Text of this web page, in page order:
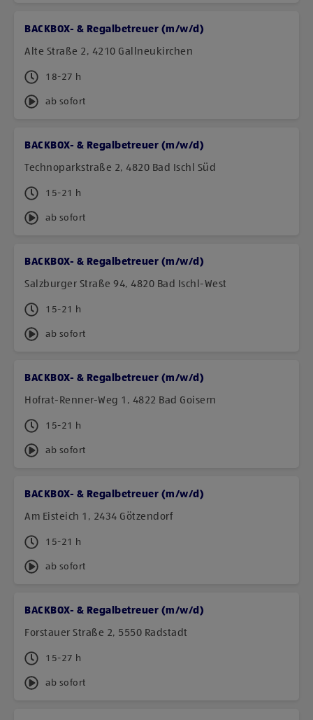
BACKBOX- & Regalbetreuer (m/w/d)
Alte Straße 2, 4210 Gallneukirchen
18-27 h
ab sofort
BACKBOX- & Regalbetreuer (m/w/d)
Technoparkstraße 2, 4820 Bad Ischl Süd
15-21 h
ab sofort
BACKBOX- & Regalbetreuer (m/w/d)
Salzburger Straße 94, 4820 Bad Ischl-West
15-21 h
ab sofort
BACKBOX- & Regalbetreuer (m/w/d)
Hofrat-Renner-Weg 1, 4822 Bad Goisern
15-21 h
ab sofort
BACKBOX- & Regalbetreuer (m/w/d)
Am Eisteich 1, 2434 Götzendorf
15-21 h
ab sofort
BACKBOX- & Regalbetreuer (m/w/d)
Forstauer Straße 2, 5550 Radstadt
15-27 h
ab sofort